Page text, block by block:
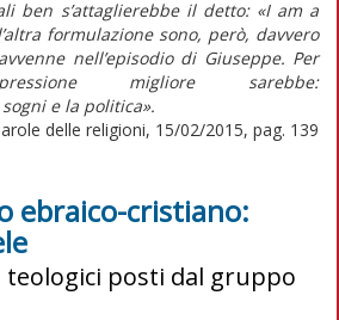
ben s’attaglierebbe il detto: «I am a
formulazione sono, però, davvero
nell’episodio di Giuseppe. Per
migliore sarebbe:
e la politica».
delle religioni, 15/02/2015, pag. 139
ebraico-cristiano:
posti dal gruppo